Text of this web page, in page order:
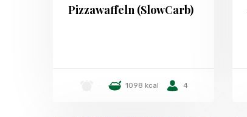
Pizzawaffeln (SlowCarb)
1098 kcal 4